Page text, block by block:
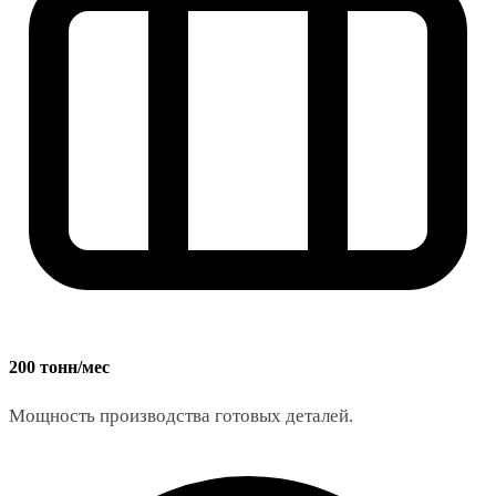
200 тонн/мес
Мощность производства готовых деталей.